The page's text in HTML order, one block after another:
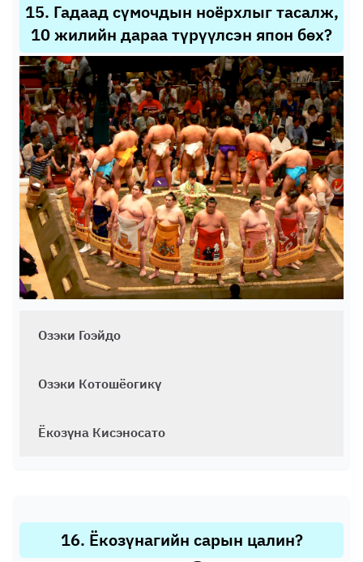
15. Гадаад сүмочдын ноёрхлыг тасалж,
10 жилийн дараа түрүүлсэн япон бөх?
Озэки Гоэйдо
Озэки Котошёогикү
Ёкозүна Кисэносато
16. Ёкозүнагийн сарын цалин?